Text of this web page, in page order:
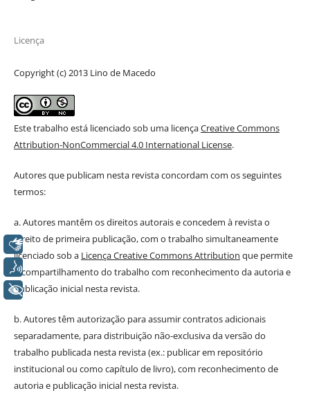
Licença
Copyright (c) 2013 Lino de Macedo
Este trabalho está licenciado sob uma licençaCreative Commons
Attribution-NonCommercial 4.0 International License.
Autores que publicam nesta revista concordam com os seguintes
termos:
a. Autores mantêm os direitos autorais e concedem à revista o
direito de primeira publicação, com o trabalho simultaneamente
licenciado sob a Licença Creative Commons Attribution que permite
o compartilhamento do trabalho com reconhecimento da autoria e
publicação inicial nesta revista.
b. Autores têm autorização para assumir contratos adicionais
separadamente, para distribuição não-exclusiva da versão do
trabalho publicada nesta revista (ex.: publicar em repositório
institucional ou como capítulo de livro), com reconhecimento de
autoria e publicação inicial nesta revista.
Libras
Voz
+ Acessibilidade